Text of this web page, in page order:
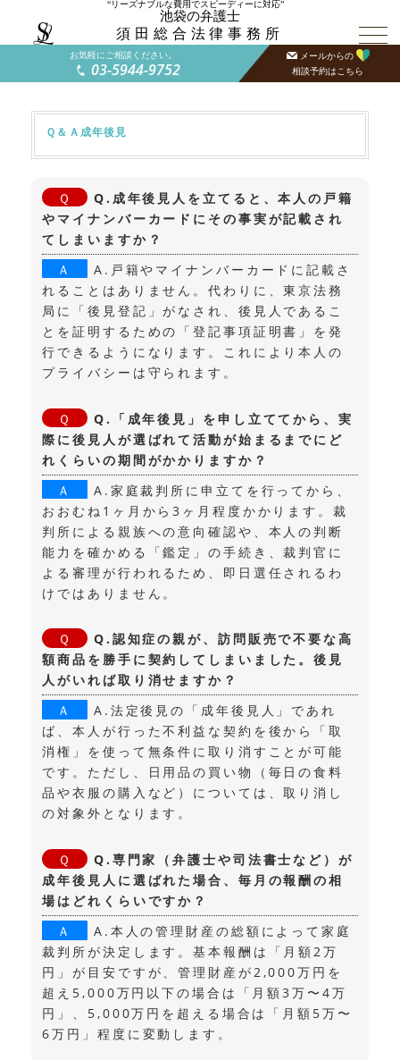
須田総合法律事務所
“リーズナブルな費用でスピーディーに対応”
池袋の弁護士
お気軽にご相談ください。
03-5944-9752
メールからの
相談予約はこちら
Ｑ＆Ａ成年後見
Q.成年後見人を立てると、本人の戸籍
やマイナンバーカードにその事実が記載され
てしまいますか？
A.戸籍やマイナンバーカードに記載さ
れることはありません。代わりに、東京法務
局に「後見登記」がなされ、後見人であるこ
とを証明するための「登記事項証明書」を発
行できるようになります。これにより本人の
プライバシーは守られます。
Q.「成年後見」を申し立ててから、実
際に後見人が選ばれて活動が始まるまでにど
れくらいの期間がかかりますか？
A.家庭裁判所に申立てを行ってから、
おおむね1ヶ月から3ヶ月程度かかります。裁
判所による親族への意向確認や、本人の判断
能力を確かめる「鑑定」の手続き、裁判官に
よる審理が行われるため、即日選任されるわ
けではありません。
Q.認知症の親が、訪問販売で不要な高
額商品を勝手に契約してしまいました。後見
人がいれば取り消せますか？
A.法定後見の「成年後見人」であれ
ば、本人が行った不利益な契約を後から「取
消権」を使って無条件に取り消すことが可能
です。ただし、日用品の買い物（毎日の食料
品や衣服の購入など）については、取り消し
の対象外となります。
Q.専門家（弁護士や司法書士など）が
成年後見人に選ばれた場合、毎月の報酬の相
場はどれくらいですか？
A.本人の管理財産の総額によって家庭
裁判所が決定します。基本報酬は「月額2万
円」が目安ですが、管理財産が2,000万円を
超え5,000万円以下の場合は「月額3万〜4万
円」、5,000万円を超える場合は「月額5万〜
6万円」程度に変動します。